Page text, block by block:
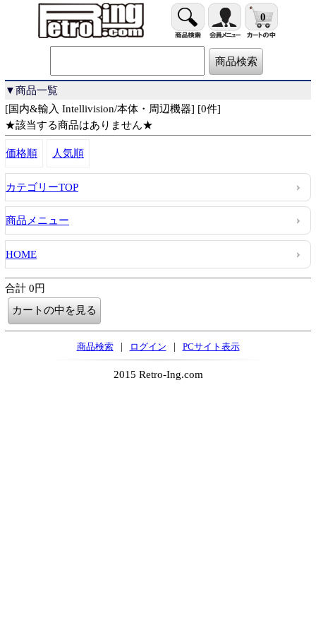
0
▼商品一覧
[国内&輸入 Intellivision/本体・周辺機器] [0件]
★該当する商品はありません★
価格順 人気順
カテゴリーTOP
商品メニュー
HOME
合計 0円
商品検索 | ログイン | PCサイト表示
2015 Retro-Ing.com